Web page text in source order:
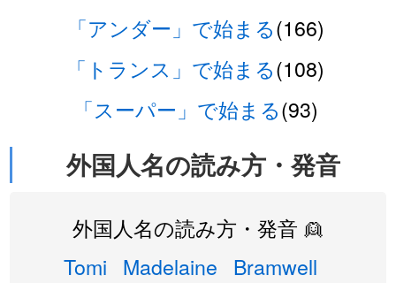
「アンダー」で始まる(166)
「トランス」で始まる(108)
「スーパー」で始まる(93)
外国人名の読み方・発音
外国人名の読み方・発音 👱
Tomi Madelaine Bramwell